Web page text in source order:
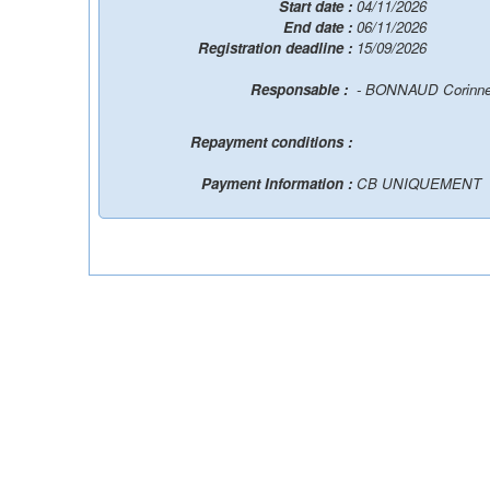
Start date : 04/11/2026
End date : 06/11/2026
Registration deadline : 15/09/2026
- BONNAUD
Repayment conditions :
Payment Information : CB UNIQUEMENT